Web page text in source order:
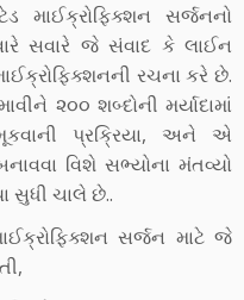
માઈક્રોફિક્શન સર્જનનો
સવારે જે સંવાદ કે લાઈન
રચના કરે છે.
૨૦૦ શબ્દોની મર્યાદામાં
મૂકવાની પ્રક્રિયા, અને એ
વિશે સભ્યોના મંતવ્યો
સુધી ચાલે છે..
સર્જન માટે જે